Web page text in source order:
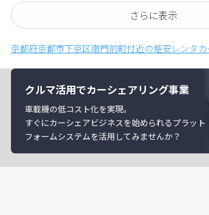
さらに表示
京都府京都市下京区南門前町付近の格安レンタ
クルマ活用でカーシェアリング事業
車載機の低コスト化を実現。
すぐにカーシェアビジネスを始められるプラット
フォームシステムを活用してみませんか？